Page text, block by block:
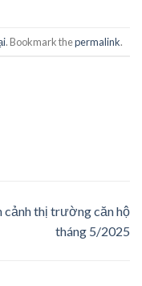
. Bookmark thepermalink.
cảnh thị trường căn hộ
tháng 5/2025